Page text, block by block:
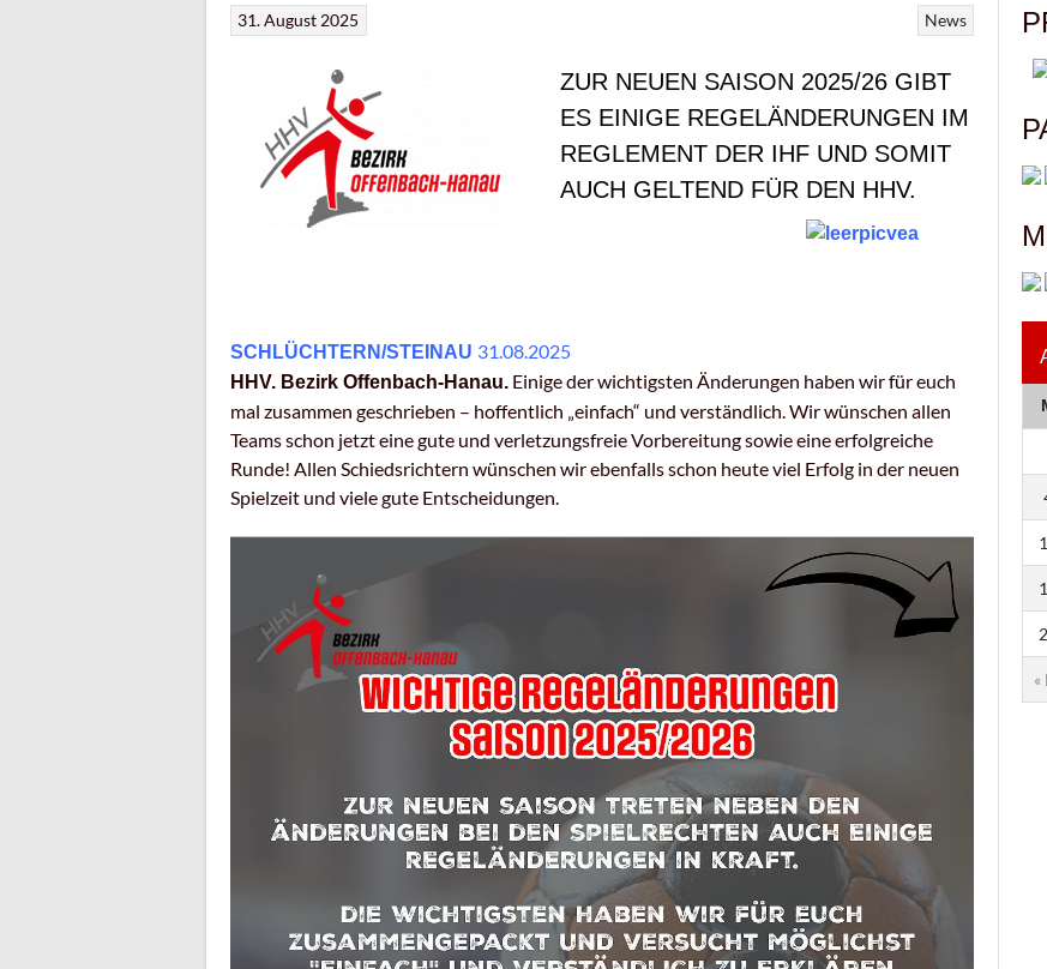
News
31. August 2025
ZUR NEUEN SAISON 2025/26 GIBT
ES EINIGE REGELÄNDERUNGEN IM
REGLEMENT DER IHF UND SOMIT
AUCH GELTEND FÜR DEN HHV.
SCHLÜCHTERN/STEINAU 31.08.2025
HHV. Bezirk Offenbach-Hanau. Einige der wichtigsten Änderungen haben wir für euch
mal zusammen geschrieben – hoffentlich „einfach“ und verständlich. Wir wünschen allen
Teams schon jetzt eine gute und verletzungsfreie Vorbereitung sowie eine erfolgreiche
Runde! Allen Schiedsrichtern wünschen wir ebenfalls schon heute viel Erfolg in der neuen
Spielzeit und viele gute Entscheidungen.
«